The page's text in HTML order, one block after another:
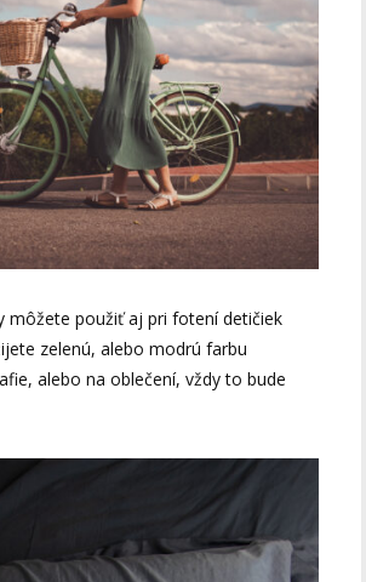
môžete použiť aj pri fotení detičiek
zelenú, alebo modrú farbu
alebo na oblečení, vždy to bude